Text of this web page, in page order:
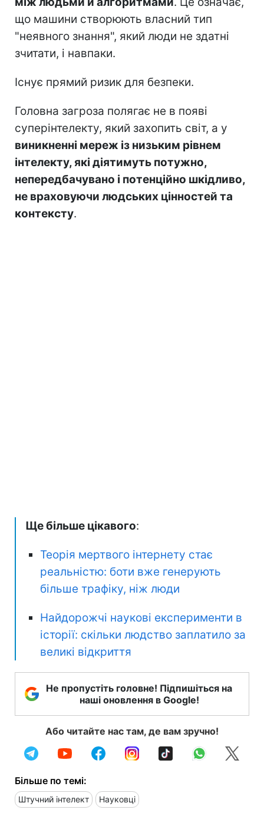
що машини створюють власний тип
"неявного знання", який люди не здатні
зчитати, і навпаки.
Існує прямий ризик для безпеки.
Головна загроза полягає не в появі
суперінтелекту, який захопить світ, а у
виникненні мереж із низьким рівнем
інтелекту, які діятимуть потужно,
непередбачувано і потенційно шкідливо,
не враховуючи людських цінностей та
контексту.
Ще більше цікавого:
Теорія мертвого інтернету стає
реальністю: боти вже генерують
більше трафіку, ніж люди
Найдорожчі наукові експерименти в
історії: скільки людство заплатило за
великі відкриття
Не пропустіть головне! Підпишіться на
наші оновлення в Google!
Або читайте нас там, де вам зручно!
Більше по темі:
Штучний інтелект Науковці